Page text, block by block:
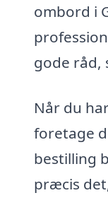
ombord i
gode råd,
Når du
foretage
bestilling
præcis